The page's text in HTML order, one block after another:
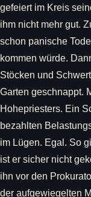
gefeiert im Kreis
ihm nicht mehr gut.
schon panische
kommen würde.
Stöcken und
Garten geschnappt.
Hohepriesters. Ein
bezahlten
im Lügen. Egal. So
ist er sicher nicht
ihn vor den
der aufgewiegelten